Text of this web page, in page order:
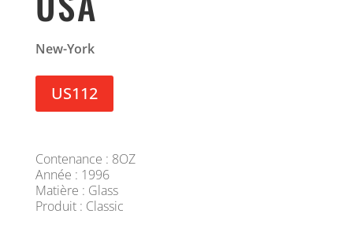
New-York
US112
Contenance : 8OZ
Année : 1996
Matière : Glass
Produit : Classic